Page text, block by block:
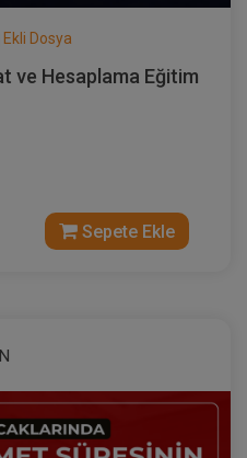
Ekli Dosya
ve Hesaplama Eğitim
Sepete Ekle